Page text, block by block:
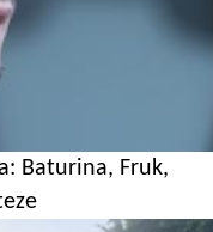
Baturina, Fruk,